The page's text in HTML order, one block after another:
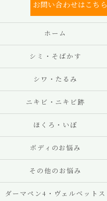
お問い合わせはこちら
ホーム
シミ・そばかす
シワ・たるみ
ニキビ・ニキビ跡
ほくろ・いぼ
ボディのお悩み
その他のお悩み
ダーマペン4・ヴェルベットス